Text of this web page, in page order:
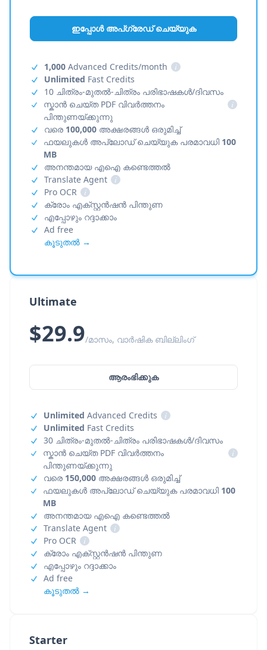
Starter
ഇപ്പോൾ അപ്‌ഗ്രേഡ് ചെയ്യുക
1,000 Advanced Credits/month
i
Unlimited Fast Credits
10 ചിത്രം-മുതൽ-ചിത്രം പരിഭാഷകൾ/ദിവസം
സ്കാൻ ചെയ്ത PDF വിവർത്തനം
പിന്തുണയ്ക്കുന്നു
i
വരെ 100,000 അക്ഷരങ്ങൾ ഒരുമിച്ച്
ഫയലുകൾ അപ്‌ലോഡ് ചെയ്യുക പരമാവധി 100
MB
അനന്തമായ എഐ കണ്ടെത്തൽ
Translate Agent
i
Pro OCR
i
ക്രോം എക്സ്റ്റൻഷൻ പിന്തുണ
എപ്പോഴും റദ്ദാക്കാം
Ad free
കൂടുതൽ →
Ultimate
$29.9/മാസം, വാർഷിക ബില്ലിംഗ്
ആരംഭിക്കുക
Unlimited Advanced Credits
i
Unlimited Fast Credits
30 ചിത്രം-മുതൽ-ചിത്രം പരിഭാഷകൾ/ദിവസം
സ്കാൻ ചെയ്ത PDF വിവർത്തനം
പിന്തുണയ്ക്കുന്നു
i
വരെ 150,000 അക്ഷരങ്ങൾ ഒരുമിച്ച്
ഫയലുകൾ അപ്‌ലോഡ് ചെയ്യുക പരമാവധി 100
MB
അനന്തമായ എഐ കണ്ടെത്തൽ
Translate Agent
i
Pro OCR
i
ക്രോം എക്സ്റ്റൻഷൻ പിന്തുണ
എപ്പോഴും റദ്ദാക്കാം
Ad free
കൂടുതൽ →